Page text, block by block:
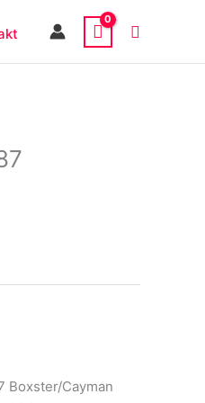
Boxster/Cayman